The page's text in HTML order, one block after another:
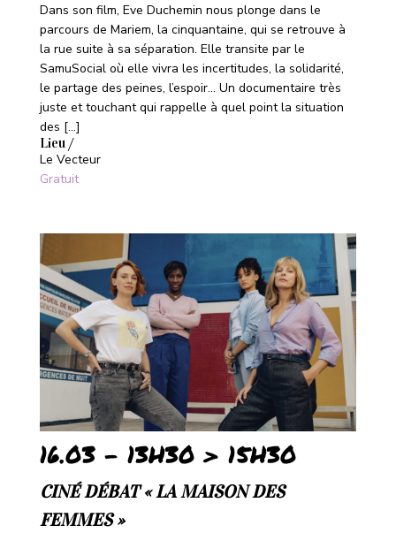
Dans son film, Eve Duchemin nous plonge dans le
parcours de Mariem, la cinquantaine, qui se retrouve à
la rue suite à sa séparation. Elle transite par le
SamuSocial où elle vivra les incertitudes, la solidarité,
le partage des peines, l’espoir… Un documentaire très
juste et touchant qui rappelle à quel point la situation
des […]
Lieu /
Le Vecteur
Gratuit
16.03 - 13H30 > 15H30
CINÉ DÉBAT « LA MAISON DES
FEMMES »